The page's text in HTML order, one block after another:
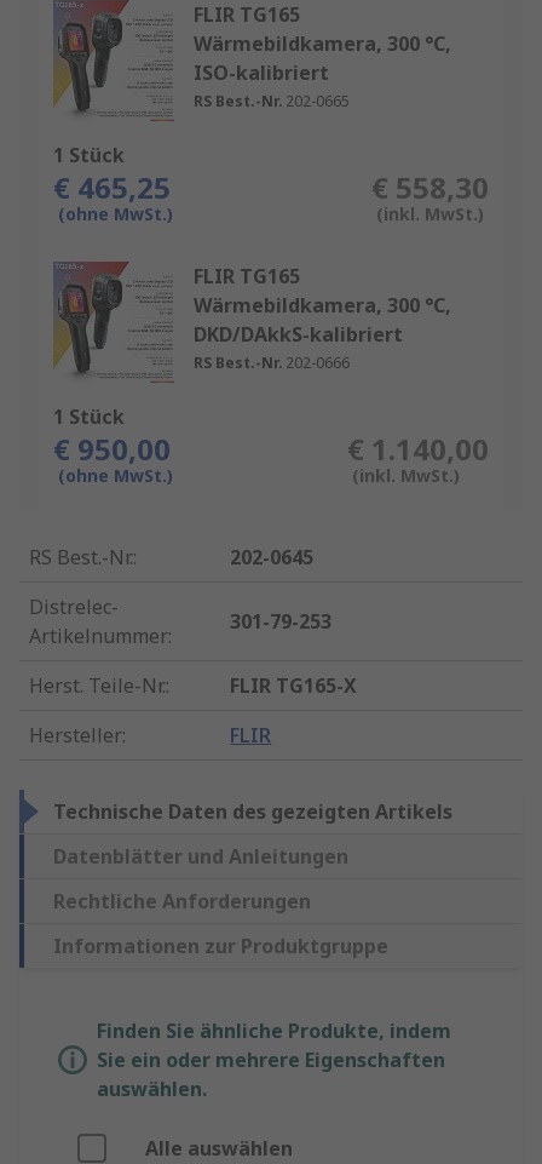
FLIR TG165
Wärmebildkamera, 300 °C,
ISO-kalibriert
RS Best.-Nr. 202-0665
1 Stück
€ 465,25
(ohne MwSt.)
€ 558,30
(inkl. MwSt.)
FLIR TG165
Wärmebildkamera, 300 °C,
DKD/DAkkS-kalibriert
RS Best.-Nr. 202-0666
1 Stück
€ 950,00
(ohne MwSt.)
€ 1.140,00
(inkl. MwSt.)
RS Best.-Nr.:
202-0645
Distrelec-
Artikelnummer:
301-79-253
Herst. Teile-Nr.:
FLIR TG165-X
Hersteller: FLIR
Technische Daten des gezeigten Artikels
Datenblätter und Anleitungen
Rechtliche Anforderungen
Informationen zur Produktgruppe
Finden Sie ähnliche Produkte, indem
Sie ein oder mehrere Eigenschaften
auswählen.
Alle auswählen